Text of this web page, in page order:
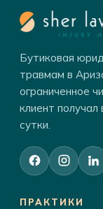
Бутиковая
травмам в
ограниченное
клиент
сутки.
ПРАКТИКИ